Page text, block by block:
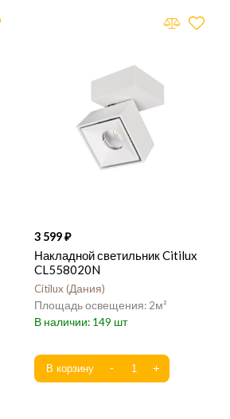
3 599
Накладной светильник Citilux
CL558020N
Citilux Дания
2
149